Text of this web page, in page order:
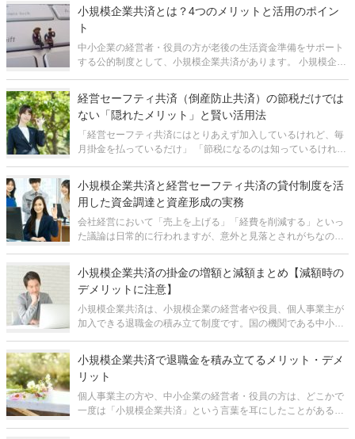
が、国の制度である「中退共（中小
小規模企業共済とは？4つのメリットと活用のポイン
ト
中小企業の経営者・役員の方が老後の生活資金準備をサポート
する公的制度として、小規模企業共済があります。 小規模企業
効果です。 ただし
経営セーフティ共済（倒産防止共済）の節税だけでは
ない「隠れたメリット」と賢い活用法
「経営セーフティ共済にはとりあえず加入しているけれど、毎
月掛金を払っているだけ」 「節税になるのは知っているけれ
いたことがある、あ
小規模企業共済と経営セーフティ共済の貸付制度を活
用した資金調達と資産形成の実務
会社経営において「売上を上げる」「経費を削減する」といっ
た議論は日常的に行われますが、意外と見落とされがちなのが
スは珍しくありません。資金調達と
小規模企業共済の掛金の増額と減額まとめ【減額時の
デメリットに注意】
小規模企業共済は、小規模企業の経営者や役員、個人事業主が
加入できる退職金の積み立て制度です。国の機関である中小機
ら自由に増額
小規模企業共済で退職金を積み立てるメリット・デメ
リット
個人事業主の方や、中小企業の経営者・役員の方は、どこかで
一度は「小規模企業共済」という言葉を耳にしたことがあるか